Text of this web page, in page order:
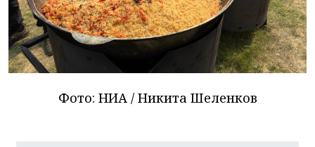
Фото: НИА / Никита Шеленков